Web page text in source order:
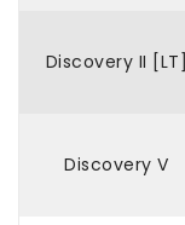
Discovery II [LT]
Discovery V